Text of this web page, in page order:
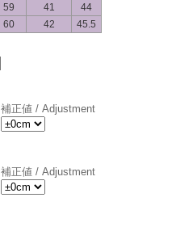
59 41
44
60 42 45.5
補正値 / Adjustment
補正値 / Adjustment